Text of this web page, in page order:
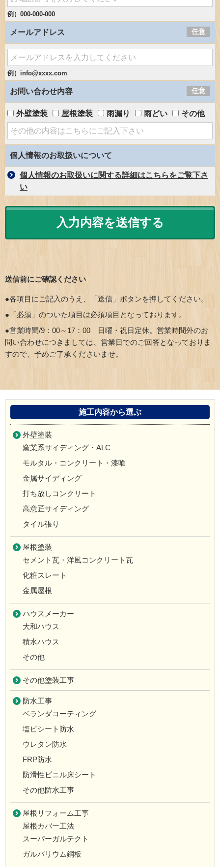
例）000-000-000
メールアドレス 任意
例）info@xxxx.com
お問い合わせ内容 任意
外壁塗装 屋根塗装 雨漏り 雨どい その他
個人情報のお取扱いについて
個人情報のお取扱いに関する詳細はこちらをご覧下さ
い
送信前にご確認ください
●各項目にご記入のうえ、「送信」ボタンを押してください。
●「必須」のついた項目は必須項目となっております。
●営業時間/9：00～17：00 日曜・祝日定休。営業時間外のお
問い合わせにつきましては、営業日でのご回答となっておりま
すので、予めご了承くださいませ。
施工内容から選ぶ
外壁塗装
窯業系サイディング・ALC
モルタル・コンクリート・漆喰
金属サイディング
打ち放しコンクリート
高意匠サイディング
タイル張り
屋根塗装
セメント瓦・洋風コンクリート瓦
化粧スレート
金属屋根
ハウスメーカー
大和ハウス
積水ハウス
その他
その他塗装工事
防水工事
ベランダコーティング
塩ビシート防水
ウレタン防水
FRP防水
防滑性ビニル床シート
その他防水工事
屋根リフォーム工事
屋根カバー工法
スーパーガルテクト
ガルバリウム鋼板